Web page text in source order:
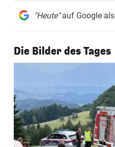
"Heute"auf Google als
Die Bilder des Tages
1/56